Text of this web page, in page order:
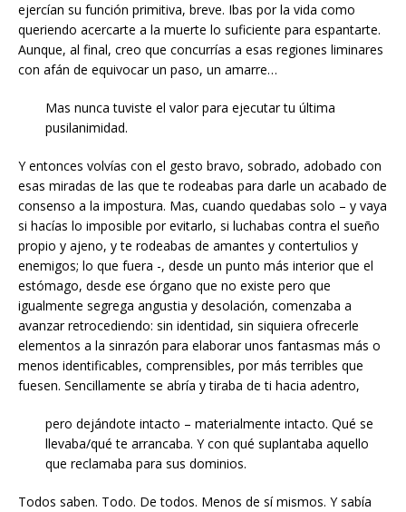
ejercían su función primitiva, breve. Ibas por la vida como
queriendo acercarte a la muerte lo suficiente para espantarte.
Aunque, al final, creo que concurrías a esas regiones liminares
con afán de equivocar un paso, un amarre…
Mas nunca tuviste el valor para ejecutar tu última
pusilanimidad.
Y entonces volvías con el gesto bravo, sobrado, adobado con
esas miradas de las que te rodeabas para darle un acabado de
consenso a la impostura. Mas, cuando quedabas solo – y vaya
si hacías lo imposible por evitarlo, si luchabas contra el sueño
propio y ajeno, y te rodeabas de amantes y contertulios y
enemigos; lo que fuera -, desde un punto más interior que el
estómago, desde ese órgano que no existe pero que
igualmente segrega angustia y desolación, comenzaba a
avanzar retrocediendo: sin identidad, sin siquiera ofrecerle
elementos a la sinrazón para elaborar unos fantasmas más o
menos identificables, comprensibles, por más terribles que
fuesen. Sencillamente se abría y tiraba de ti hacia adentro,
pero dejándote intacto – materialmente intacto. Qué se
llevaba/qué te arrancaba. Y con qué suplantaba aquello
que reclamaba para sus dominios.
Todos saben. Todo. De todos. Menos de sí mismos. Y sabía